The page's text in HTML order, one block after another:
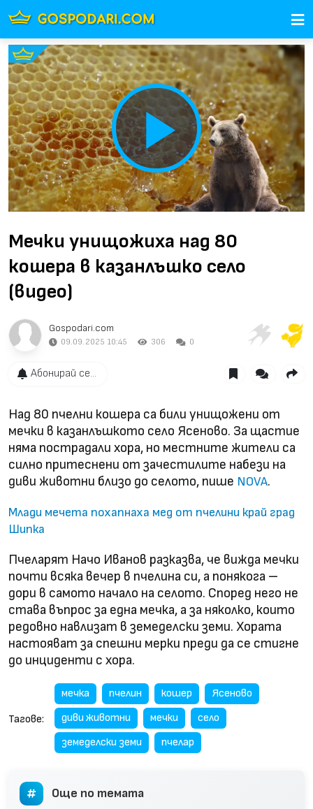
Play
Video
Мечки унищожиха над 80
кошера в казанлъшко село
(видео)
Gospodari.com
09.09.2025 10:45 306 0
Абонирай се...
Над 80 пчелни кошера са били унищожени от
мечки в казанлъшкото село Ясеново. За щастие
няма пострадали хора, но местните жители са
силно притеснени от зачестилите набези на
диви животни близо до селото, пише NOVA.
Млади мечета похапнаха мед от пчелини край град
Шипка
Пчеларят Начо Иванов разказва, че вижда мечки
почти всяка вечер в пчелина си, а понякога –
дори в самото начало на селото. Според него не
става въпрос за една мечка, а за няколко, които
редовно навлизат в земеделски земи. Хората
настояват за спешни мерки преди да се стигне
до инциденти с хора.
Тагове:
мечка пчелин кошер
Ясеново
диви животни
мечки
село
земеделски земи
пчелар
Още по темата